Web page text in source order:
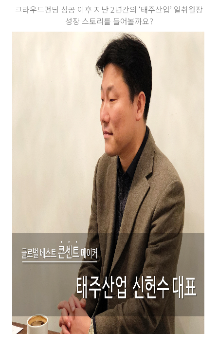
크라우드펀딩 성공 이후 지난 2년간의 ‘태주산업’ 일취월장
성장 스토리를 들어볼까요?